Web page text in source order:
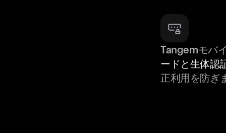
Tangemモバ
ードと生体認
正利用を防ぎ